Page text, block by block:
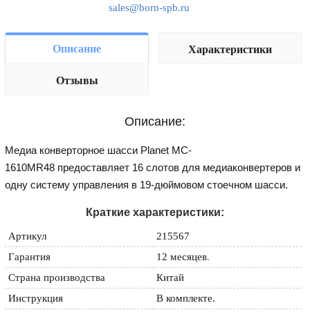
sales@born-spb.ru
Описание Характеристики
Отзывы
Описание:
Медиа конверторное шасси Planet MC-
1610MR48 предоставляет 16 слотов для медиаконвертеров и
одну систему управления в 19-дюймовом стоечном шасси.
Краткие характеристики:
Артикул
215567
Гарантия
12 месяцев.
Страна производства
Китай
Инструкция
В комплекте.